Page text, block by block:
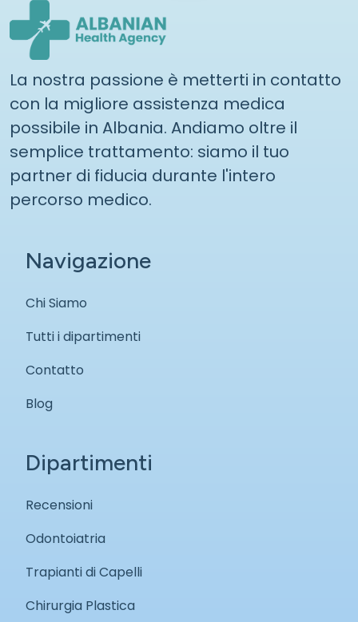
La nostra passione è metterti in contatto
con la migliore assistenza medica
possibile in Albania. Andiamo oltre il
semplice trattamento: siamo il tuo
partner di fiducia durante l'intero
percorso medico.
Navigazione
Chi Siamo
Tutti i dipartimenti
Contatto
Blog
Dipartimenti
Recensioni
Odontoiatria
Trapianti di Capelli
Chirurgia Plastica